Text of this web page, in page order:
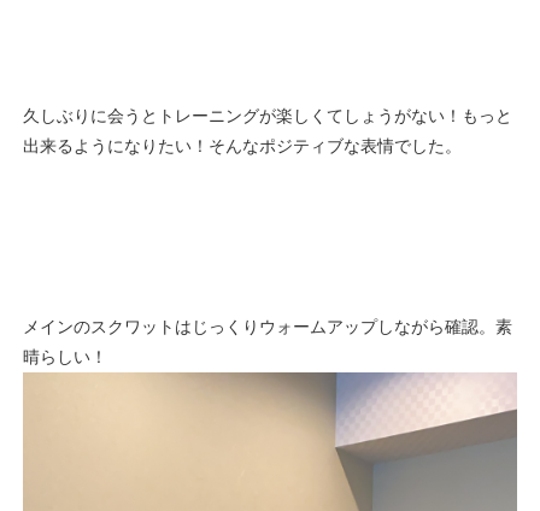
久しぶりに会うとトレーニングが楽しくてしょうがない！もっと
出来るようになりたい！そんなポジティブな表情でした。
メインのスクワットはじっくりウォームアップしながら確認。素
晴らしい！